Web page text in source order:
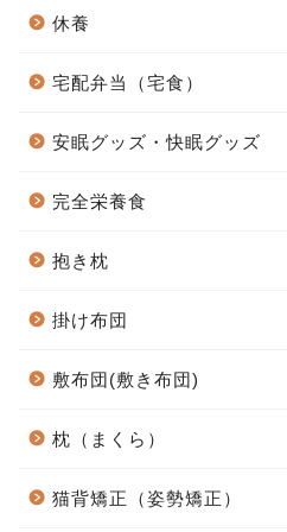
休養
宅配弁当（宅食）
安眠グッズ・快眠グッズ
完全栄養食
抱き枕
掛け布団
敷布団(敷き布団)
枕（まくら）
猫背矯正（姿勢矯正）